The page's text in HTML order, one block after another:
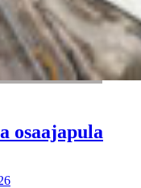
osaajapula